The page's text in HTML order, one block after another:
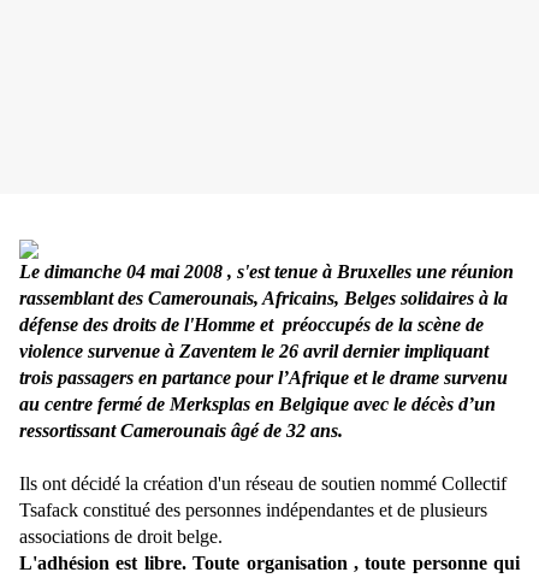
Le dimanche 04 mai 2008 , s'est tenue à Bruxelles une réunion
rassemblant des Camerounais, Africains, Belges solidaires à la
défense des droits de l'Homme et préoccupés de la scène de
violence survenue à Zaventem le 26 avril dernier impliquant
trois passagers en partance pour l’Afrique et le drame survenu
au centre fermé de Merksplas en Belgique avec le décès d’un
ressortissant Camerounais âgé de 32 ans.
Ils ont décidé la création d'un réseau de soutien nommé Collectif
Tsafack constitué des personnes indépendantes et de plusieurs
associations de droit belge.
L'adhésion est libre. Toute organisation , toute personne qui